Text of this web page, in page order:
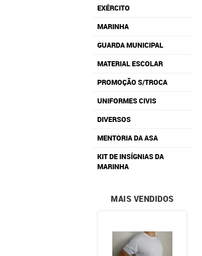
EXÉRCITO
MARINHA
GUARDA MUNICIPAL
MATERIAL ESCOLAR
PROMOÇÃO S/TROCA
UNIFORMES CIVIS
DIVERSOS
MENTORIA DA ASA
KIT DE INSÍGNIAS DA
MARINHA
MAIS VENDIDOS